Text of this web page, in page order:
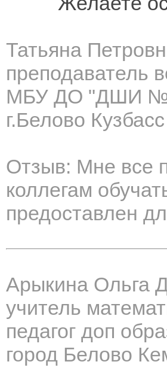
Татьяна
преподаватель
МБУ ДО "ДШИ
г.Белово Кузбасс
Отзыв: Мне все
коллегам
предоставлен
Арыкина Ольга
учитель
педагог доп
город Белово